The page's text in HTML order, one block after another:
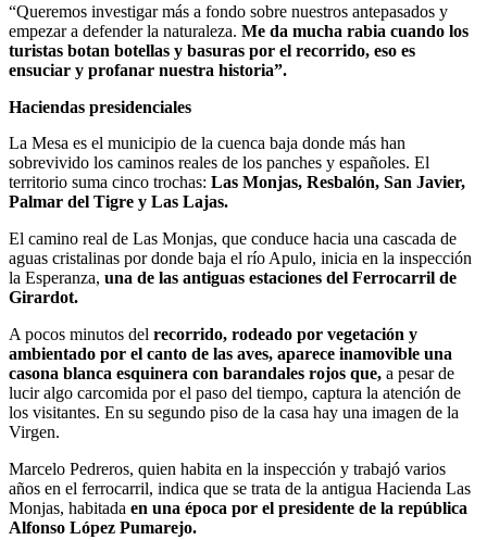
“Queremos investigar más a fondo sobre nuestros antepasados y
empezar a defender la naturaleza. Me da mucha rabia cuando los
turistas botan botellas y basuras por el recorrido, eso es
ensuciar y profanar nuestra historia”.
Haciendas presidenciales
La Mesa es el municipio de la cuenca baja donde más han
sobrevivido los caminos reales de los panches y españoles. El
territorio suma cinco trochas: Las Monjas, Resbalón, San Javier,
Palmar del Tigre y Las Lajas.
El camino real de Las Monjas, que conduce hacia una cascada de
aguas cristalinas por donde baja el río Apulo, inicia en la inspección
la Esperanza, una de las antiguas estaciones del Ferrocarril de
Girardot.
A pocos minutos del recorrido, rodeado por vegetación y
ambientado por el canto de las aves, aparece inamovible una
casona blanca esquinera con barandales rojos que, a pesar de
lucir algo carcomida por el paso del tiempo, captura la atención de
los visitantes. En su segundo piso de la casa hay una imagen de la
Virgen.
Marcelo Pedreros, quien habita en la inspección y trabajó varios
años en el ferrocarril, indica que se trata de la antigua Hacienda Las
Monjas, habitada en una época por el presidente de la república
Alfonso López Pumarejo.